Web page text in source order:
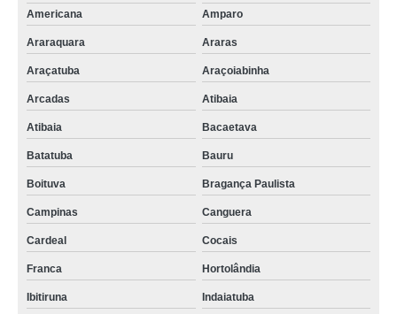
Americana
Amparo
Araraquara Araras
Araçatuba Araçoiabinha
Arcadas Atibaia
Atibaia Bacaetava
Batatuba Bauru
Boituva Bragança Paulista
Campinas Canguera
Cardeal Cocais
Franca Hortolândia
Ibitiruna Indaiatuba